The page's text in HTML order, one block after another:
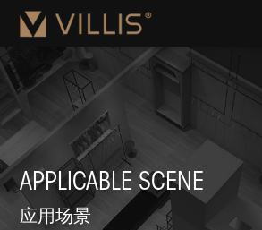
APPLICABLE SCENE
应用场景